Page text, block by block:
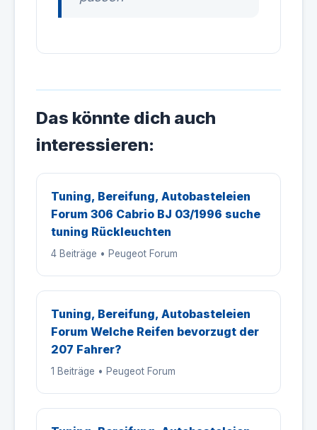
Das könnte dich auch
interessieren:
Tuning, Bereifung, Autobasteleien
Forum 306 Cabrio BJ 03/1996 suche
tuning Rückleuchten
4 Beiträge • Peugeot Forum
Tuning, Bereifung, Autobasteleien
Forum Welche Reifen bevorzugt der
207 Fahrer?
1 Beiträge • Peugeot Forum